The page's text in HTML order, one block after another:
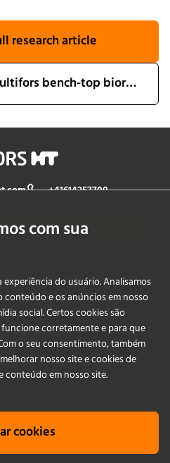
research article
Featured product: Multifors bench-top bioreactor
com sua
do usuário. Analisamos
e os anúncios em nosso
social. Certos cookies são
corretamente e para que
o seu consentimento, também
nosso site e cookies de
conteúdo em nosso site.
cookies
+41614257700